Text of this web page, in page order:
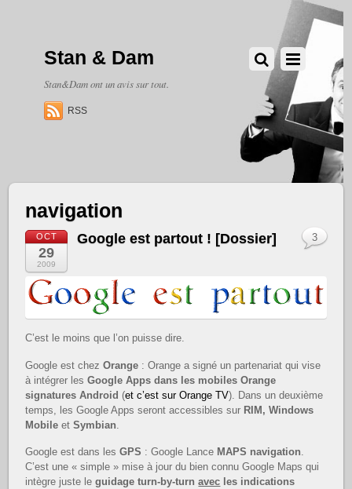
Stan & Dam
Stan&Dam ont un avis sur tout.
RSS
navigation
OCT
29
2009
Google est partout ! [Dossier]
C’est le moins que l’on puisse dire.
Google est chezOrange : Orange a signé un partenariat qui vise
à intégrer lesGoogle Apps dans les mobiles Orange
signatures Android (et c’est sur Orange TV). Dans un deuxième
temps, les Google Apps seront accessibles sur RIM, Windows
Mobileet Symbian
Google est dans lesGPS : Google Lance MAPS navigation.
C’est une « simple » mise à jour du bien connu Google Maps qui
intègre juste leguidage turn-by-turnavec les indications
3